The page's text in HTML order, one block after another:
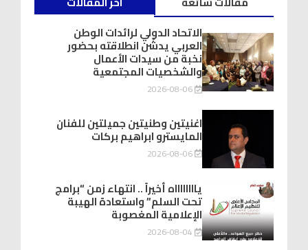
الاتحاد الدولي لرائدات الوطن
العربي يدشّن انطلاقته بحضور
نخبة من سيدات الأعمال
والشخصيات المجتمعية
2026-08-06
اغنيتين وطنيتين جميلتين للفنان
المايسترو ابراهيم بركات
2026-08-06
يااااااااه أخيراً .. انتهاء زمن “برامج
تحت السلم” واستعادة الهيبة
الإعلامية المغصوبة
2026-08-04